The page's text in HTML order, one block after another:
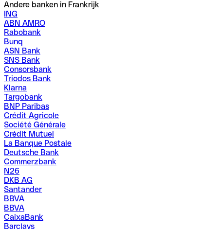
Andere banken in Frankrijk
ING
ABN AMRO
Rabobank
Bunq
ASN Bank
SNS Bank
Consorsbank
Triodos Bank
Klarna
Targobank
BNP Paribas
Crédit Agricole
Société Générale
Crédit Mutuel
La Banque Postale
Deutsche Bank
Commerzbank
N26
DKB AG
Santander
BBVA
BBVA
CaixaBank
Barclays